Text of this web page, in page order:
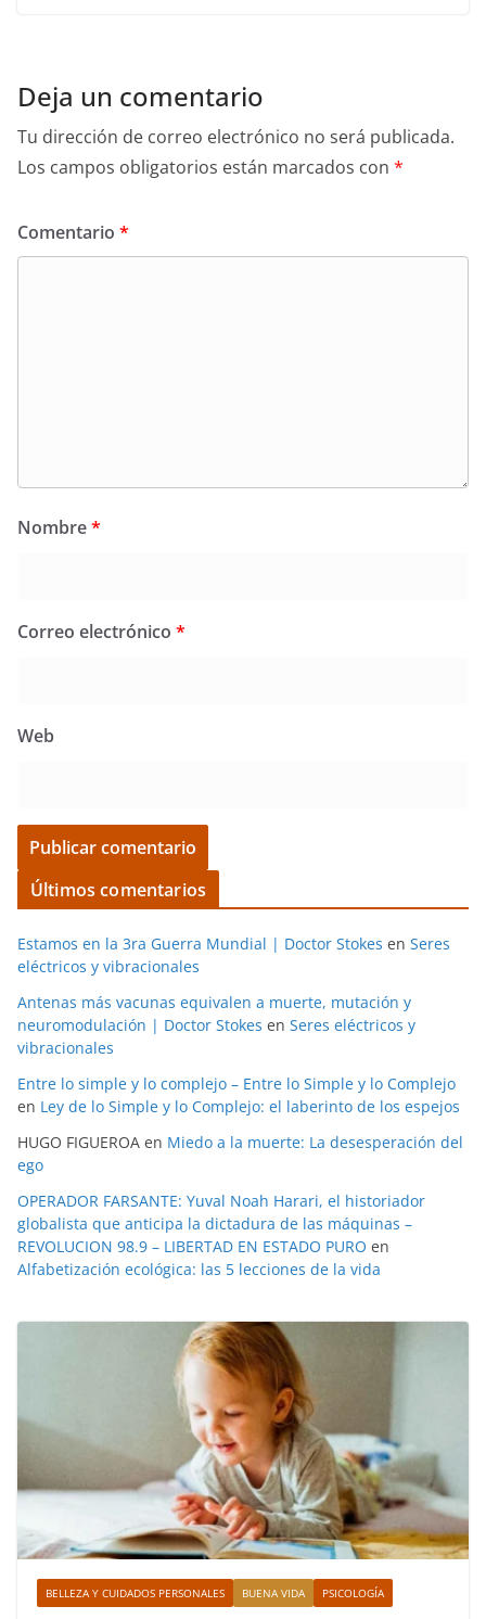
Deja un comentario
Tu dirección de correo electrónico no será publicada.
Los campos obligatorios están marcados con *
Comentario *
Nombre*
Correo electrónico *
Web
Últimos comentarios
Estamos en la 3ra Guerra Mundial | Doctor Stokes en Seres
eléctricos y vibracionales
Antenas más vacunas equivalen a muerte, mutación y
neuromodulación | Doctor Stokes en Seres eléctricos y
vibracionales
Entre lo simple y lo complejo – Entre lo Simple y lo Complejo
en Ley de lo Simple y lo Complejo: el laberinto de los espejos
HUGO FIGUEROA en Miedo a la muerte: La desesperación del
ego
OPERADOR FARSANTE: Yuval Noah Harari, el historiador
globalista que anticipa la dictadura de las máquinas –
REVOLUCION 98.9 – LIBERTAD EN ESTADO PURO en
Alfabetización ecológica: las 5 lecciones de la vida
BELLEZA Y CUIDADOS PERSONALES BUENA VIDA PSICOLOGÍA